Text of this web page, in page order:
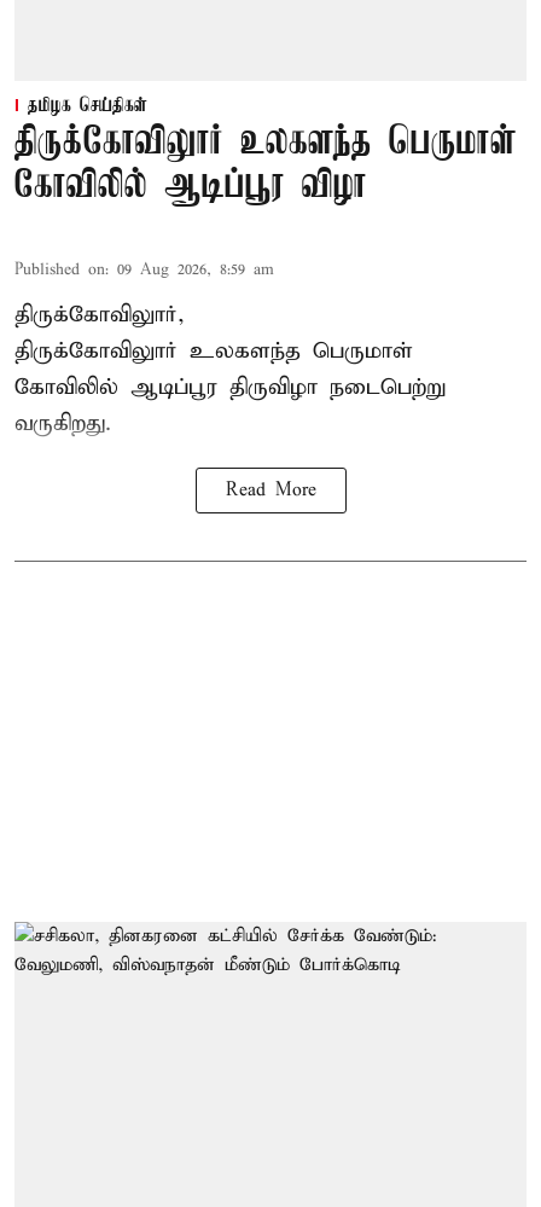
தமிழக செய்திகள்
திருக்கோவிலுார் உலகளந்த பெருமாள்
கோவிலில் ஆடிப்பூர விழா
Published on: 09 Aug 2026, 8:59 am
திருக்கோவிலுார்,
திருக்கோவிலுார் உலகளந்த பெருமாள்
கோவிலில் ஆடிப்பூர திருவிழா நடைபெற்று
வருகிறது.
Read More